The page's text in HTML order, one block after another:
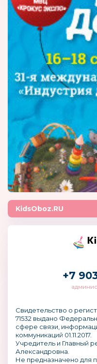
KidsOboz.RU
+7
Свидетельство о
71532 выдано
сфере связи,
коммуникаций 01.11.2017.
Учредитель и Главный
Александровна.
Не предназначено для